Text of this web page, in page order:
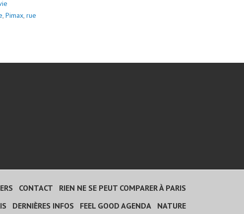
, Pimax, rue
CONTACT
RIEN NE SE PEUT COMPARER À PARIS
DERNIÈRES INFOS FEEL GOOD AGENDA NATURE